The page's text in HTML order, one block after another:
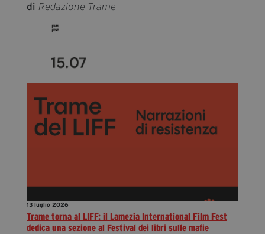
di Redazione Trame
13 luglio 2026
Trame torna al LIFF: il Lamezia International Film Fest
dedica una sezione al Festival dei libri sulle mafie